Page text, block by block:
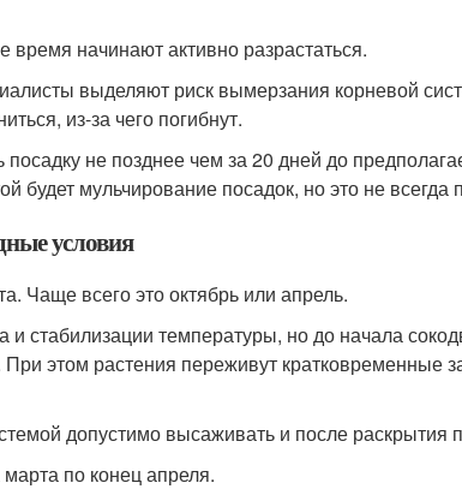
начинают активно разрастаться.
выделяют риск вымерзания корневой
из-за чего погибнут.
не позднее чем за 20 дней до
будет мульчирование посадок, но это не всегда
условия
Чаще всего это октябрь или апрель.
и стабилизации температуры, но до начала
этом растения переживут кратковременные
допустимо высаживать и после раскрытия
по конец апреля.